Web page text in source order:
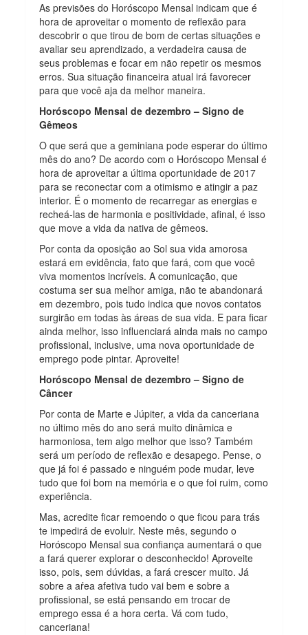
As previsões do Horóscopo Mensal indicam que é
hora de aproveitar o momento de reflexão para
descobrir o que tirou de bom de certas situações e
avaliar seu aprendizado, a verdadeira causa de
seus problemas e focar em não repetir os mesmos
erros. Sua situação financeira atual irá favorecer
para que você aja da melhor maneira.
Horóscopo Mensal de dezembro – Signo de
Gêmeos
O que será que a geminiana pode esperar do último
mês do ano? De acordo com o Horóscopo Mensal é
hora de aproveitar a última oportunidade de 2017
para se reconectar com a otimismo e atingir a paz
interior. É o momento de recarregar as energias e
recheá-las de harmonia e positividade, afinal, é isso
que move a vida da nativa de gêmeos.
Por conta da oposição ao Sol sua vida amorosa
estará em evidência, fato que fará, com que você
viva momentos incríveis. A comunicação, que
costuma ser sua melhor amiga, não te abandonará
em dezembro, pois tudo indica que novos contatos
surgirão em todas às áreas de sua vida. E para ficar
ainda melhor, isso influenciará ainda mais no campo
profissional, inclusive, uma nova oportunidade de
emprego pode pintar. Aproveite!
Horóscopo Mensal de dezembro – Signo de
Câncer
Por conta de Marte e Júpiter, a vida da canceriana
no último mês do ano será muito dinâmica e
harmoniosa, tem algo melhor que isso? Também
será um período de reflexão e desapego. Pense, o
que já foi é passado e ninguém pode mudar, leve
tudo que foi bom na memória e o que foi ruim, como
experiência.
Mas, acredite ficar remoendo o que ficou para trás
te impedirá de evoluir. Neste mês, segundo o
Horóscopo Mensal sua confiança aumentará o que
a fará querer explorar o desconhecido! Aproveite
isso, pois, sem dúvidas, a fará crescer muito. Já
sobre a aŕea afetiva tudo vai bem e sobre a
profissional, se está pensando em trocar de
emprego essa é a hora certa. Vá com tudo,
canceriana!